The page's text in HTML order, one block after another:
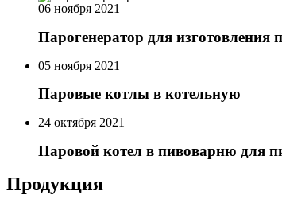
06 ноября 2021
Парогенератор для изготовления
05 ноября 2021
Паровые котлы в котельную
24 октября 2021
Паровой котел в пивоварню для
Продукция